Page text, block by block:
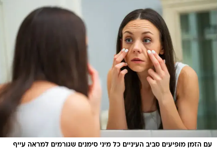
עם הזמן מופיעים סביב העיניים כל מיני סימנים שגורמים למראה עייף